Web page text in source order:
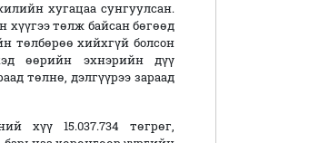
хугацаа сунгуулсан.
хүүгээ төлж байсан бөгөөд
төлбөрөө хийхгүй болсон
өөрийн эхнэрийн дүү
төлнө, дэлгүүрээ зараад
хүү 15.037.734 төгрөг,